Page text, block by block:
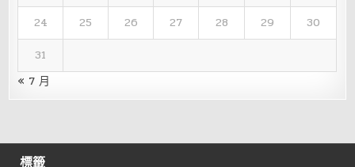
24
25 26 27 28 29
30
31
« 7 月
標籤